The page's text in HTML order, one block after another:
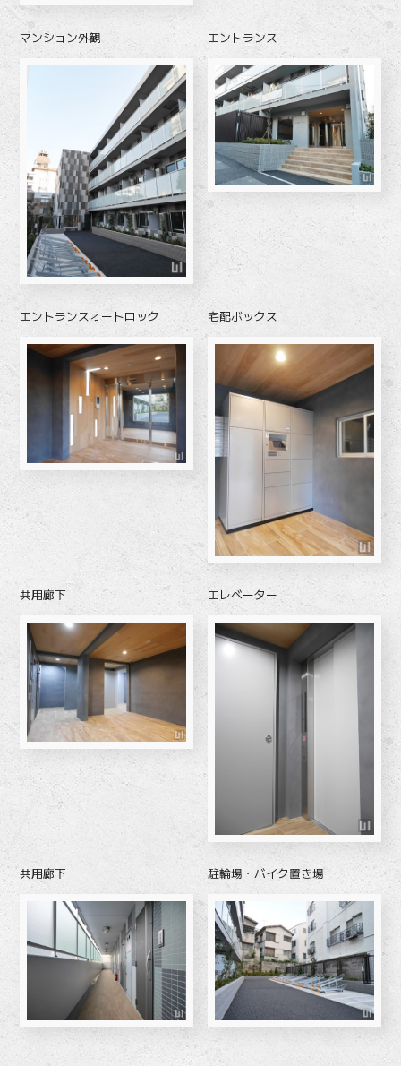
マンション外観 エントランス
エントランスオートロック 宅配ボックス
共用廊下 エレベーター
共用廊下 駐輪場・バイク置き場